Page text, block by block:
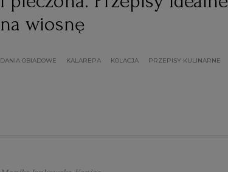
na wiosnę
DANIA OBIADOWE KALAREPA KOLACJA PRZEPISY KULINARNE